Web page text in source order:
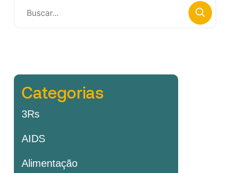
Categorias
3Rs
AIDS
Alimentação